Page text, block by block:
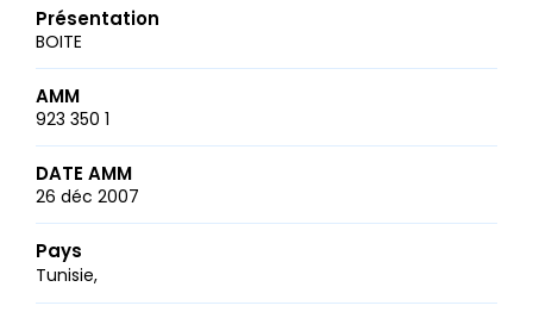
Présentation
BOITE
AMM
923 350 1
DATE AMM
26 déc 2007
Pays
Tunisie